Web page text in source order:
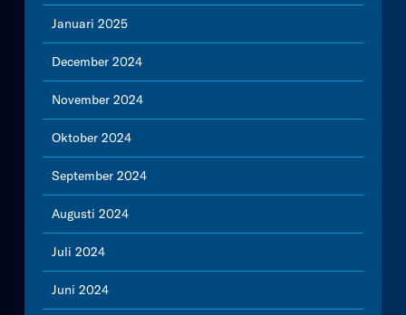
Januari 2025
December 2024
November 2024
Oktober 2024
September 2024
Augusti 2024
Juli 2024
Juni 2024